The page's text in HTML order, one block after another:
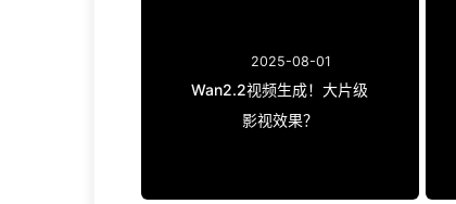
2025-08-01
Wan2.2视频生成！大片级
影视效果？